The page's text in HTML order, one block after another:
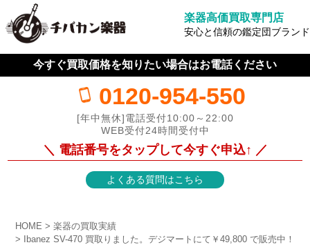
楽器高価買取専門店
安心と信頼の鑑定団ブランド
今すぐ買取価格を知りたい場合はお電話ください
0120-954-550
[年中無休]電話受付10:00～22:00
WEB受付24時間受付中
＼ 電話番号をタップして今すぐ申込↑ ／
よくある質問はこちら
HOME
楽器の買取実績
Ibanez SV-470 買取りました。デジマートにて￥49,800 で販売中！